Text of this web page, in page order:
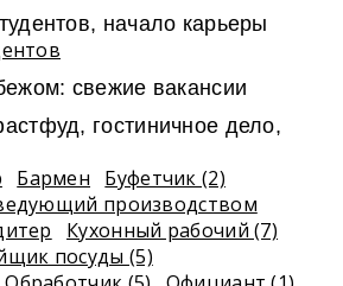
начало карьеры
свежие вакансии
гостиничное дело,
Бармен
Буфетчик (2)
производством
Кухонный рабочий (7)
посуды (5)